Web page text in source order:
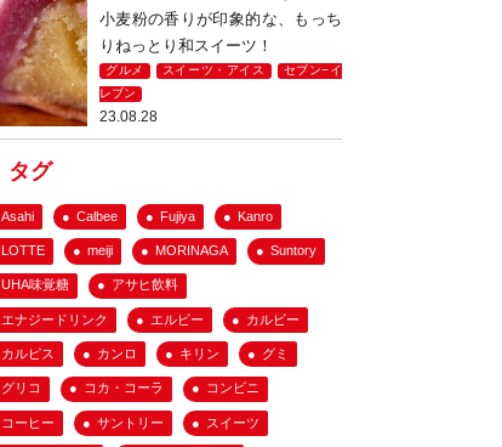
小麦粉の香りが印象的な、もっち
りねっとり和スイーツ！
グルメ スイーツ・アイス
セブン−イ
レブン
23.08.28
タグ
Asahi Calbee Fujiya Kanro
LOTTE meiji MORINAGA Suntory
UHA味覚糖 アサヒ飲料
エナジードリンク エルビー カルビー
カルピス カンロ キリン グミ
グリコ コカ・コーラ コンビニ
コーヒー サントリー スイーツ